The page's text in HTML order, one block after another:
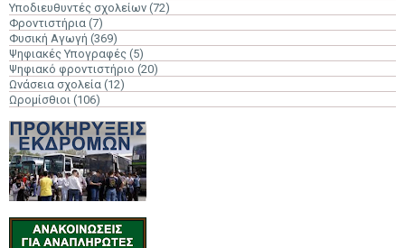
Υποδιευθυντές σχολείων (72)
Φροντιστήρια (7)
Φυσική Αγωγή (369)
Ψηφιακές Υπογραφές (5)
Ψηφιακό φροντιστήριο (20)
Ωνάσεια σχολεία (12)
Ωρομίσθιοι (106)